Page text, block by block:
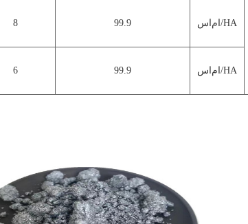
8 99.9 ام‌اس/HA
6 99.9 ام‌اس/HA